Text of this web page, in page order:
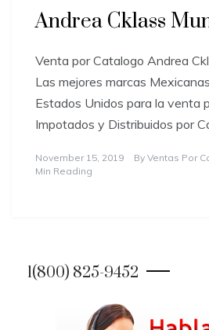
Andrea Cklass
Venta por Catalogo Andrea
Las mejores marcas
Estados Unidos para la venta
Impotados y Distribuidos por
November 15, 2019 By Ventas Por
Min Reading
1(800) 825-9452